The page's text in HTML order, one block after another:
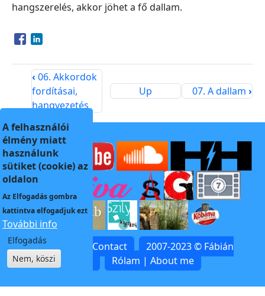
hangszerelés, akkor jöhet a fő dallam.
Opens in a new window
Opens in a new window
‹ 06. Akkordok
fordításai,
hangvezetés
Up 07. A dallam›
Kapcsolat | Contact
2007-2023 © Fábián
Rólam | About me
A felhasználói
élmény miatt
használunk
sütiket (cookie) az
oldalon
Az Elfogadásgombra
kattintva elfogadjuk ezt
További info
Elfogadás
Nem, köszi